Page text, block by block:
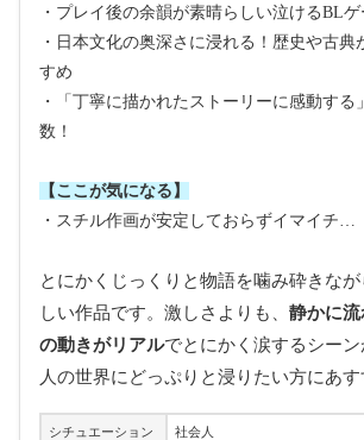
・プレイ後の余韻が素晴らしい泣けるBLゲ
・日本文化の奥深さに浸れる！歴史や古典
すめ
・「丁寧に描かれたストーリーに感動する
数！
【ここが気になる】
・スチル作画が安定しておらずイマイチ…
とにかくじっくりと物語を噛み砕きな
しい作品です。 激しさよりも、 静かに
の動きがリアルでとにかく涙するシー
人の世界にどっぷりと浸りたい方にあす
シチュエーション 社会人